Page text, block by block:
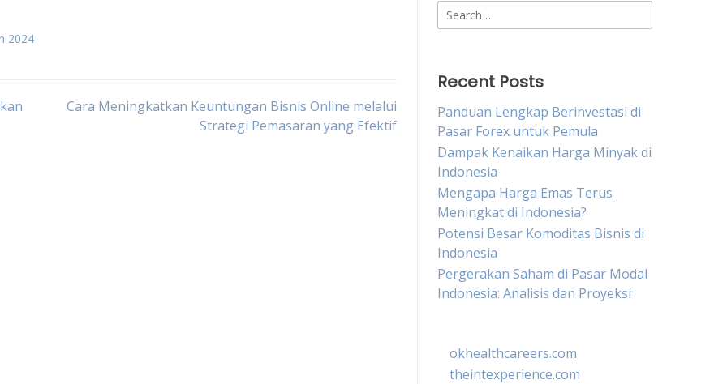
2024
Cara Meningkatkan Keuntungan Bisnis Online melalui
Strategi Pemasaran yang Efektif
Search
for:
Recent Posts
Panduan Lengkap Berinvestasi di
Pasar Forex untuk Pemula
Dampak Kenaikan Harga Minyak di
Indonesia
Mengapa Harga Emas Terus
Meningkat di Indonesia?
Potensi Besar Komoditas Bisnis di
Indonesia
Pergerakan Saham di Pasar Modal
Indonesia: Analisis dan Proyeksi
okhealthcareers.com
theintexperience.com